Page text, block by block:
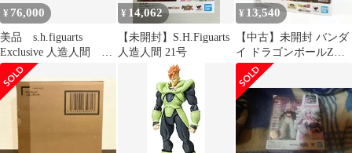
¥ 76,000
美品 s.h.figuarts
Exclusive 人造人間 16
号17号18号
¥ 14,062
【未開封】S.H.Figuarts
人造人間 21号
¥ 13,540
【中古】未開封 バンダ
イ ドラゴンボールZ
S.H.Figuarts 人造人間19
号[17]